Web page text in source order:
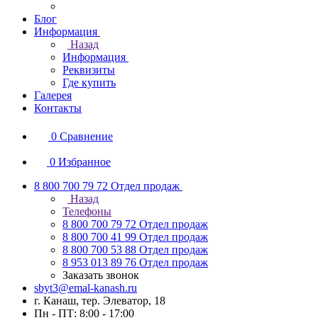
Блог
Информация
Назад
Информация
Реквизиты
Где купить
Галерея
Контакты
0 Сравнение
0 Избранное
8 800 700 79 72 Отдел продаж
Назад
Телефоны
8 800 700 79 72 Отдел продаж
8 800 700 41 99 Отдел продаж
8 800 700 53 88 Отдел продаж
8 953 013 89 76 Отдел продаж
Заказать звонок
sbyt3@emal-kanash.ru
г. Канаш, тер. Элеватор, 18
Пн - ПТ: 8:00 - 17:00